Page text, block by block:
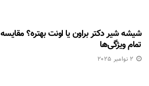
شیشه شیر دکتر براون یا اونت بهتره؟ مقایسه
تمام ویژگی‌ها
2 نوامبر 2025